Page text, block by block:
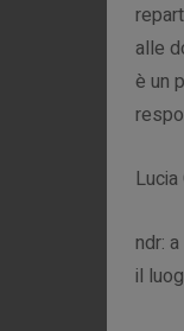
alle
è un
ndr:
il